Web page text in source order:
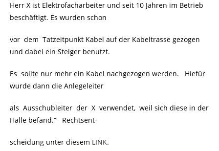
Herr X ist Elektrofacharbeiter und seit 10 Jahren im Betrieb
beschäftigt. Es wurden schon
vor dem Tatzeitpunkt Kabel auf der Kabeltrasse gezogen
und dabei ein Steiger benutzt.
Es sollte nur mehr ein Kabel nachgezogen werden. Hiefür
wurde dann die Anlegeleiter
als Ausschubleiter der X verwendet, weil sich diese in der
Halle befand.“ Rechtsent-
scheidung unter diesem LINK.